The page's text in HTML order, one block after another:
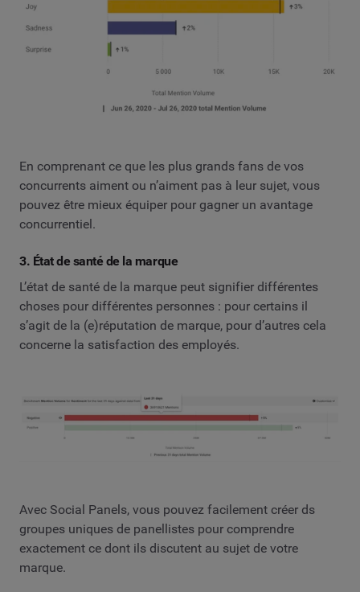
En comprenant ce que les plus grands fans de vos
concurrents aiment ou n’aiment pas à leur sujet, vous
pouvez être mieux équiper pour gagner un avantage
concurrentiel.
3. État de santé de la marque
L’état de santé de la marque peut signifier différentes
choses pour différentes personnes : pour certains il
s’agit de la (e)réputation de marque, pour d’autres cela
concerne la satisfaction des employés.
Avec Social Panels, vous pouvez facilement créer ds
groupes uniques de panellistes pour comprendre
exactement ce dont ils discutent au sujet de votre
marque.